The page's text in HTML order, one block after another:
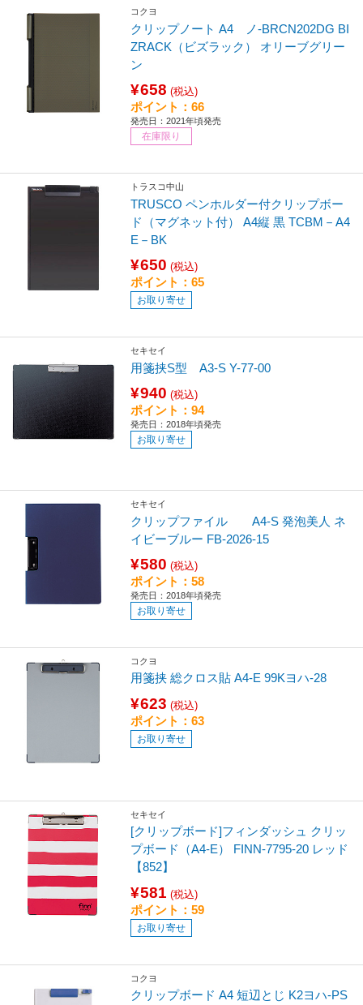
コクヨ
クリップノート A4 ノ-BRCN202DG BI
ZRACK（ビズラック） オリーブグリー
ン
¥658 (税込)
ポイント：66
発売日：2021年頃発売
在庫限り
トラスコ中山
TRUSCO ペンホルダー付クリップボー
ド（マグネット付） A4縦 黒 TCBM－A4
E－BK
¥650 (税込)
ポイント：65
お取り寄せ
セキセイ
用箋挟S型 A3-S Y-77-00
¥940 (税込)
ポイント：94
発売日：2018年頃発売
お取り寄せ
セキセイ
クリップファイル A4-S 発泡美人 ネ
イビーブルー FB-2026-15
¥580 (税込)
ポイント：58
発売日：2018年頃発売
お取り寄せ
コクヨ
用箋挟 総クロス貼 A4-E 99Kヨハ-28
¥623 (税込)
ポイント：63
お取り寄せ
セキセイ
[クリップボード]フィンダッシュ クリッ
プボード（A4-E） FINN-7795-20 レッド
【852】
¥581 (税込)
ポイント：59
お取り寄せ
コクヨ
クリップボード A4 短辺とじ K2ヨハ-PS